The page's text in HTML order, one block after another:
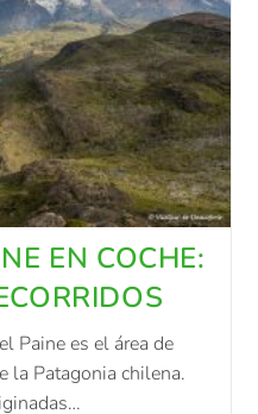
EN COCHE:
Paine es el área de
la Patagonia chilena.